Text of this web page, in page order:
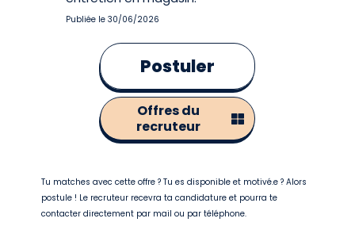
Publiée le 30/06/2026
Postuler
Offres du
recruteur
Tu matches avec cette offre ? Tu es disponible et motivé.e ? Alors
postule ! Le recruteur recevra ta candidature et pourra te
contacter directement par mail ou par téléphone.